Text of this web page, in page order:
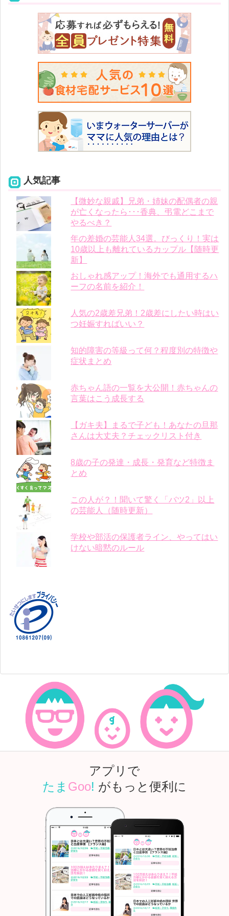
人気記事
【微妙な親戚】兄弟・姉妹の配偶者の親
が亡くなったら･･･香典、弔電どこまで
やるべき？
年の差婚の芸能人34選。びっくり！実は
10歳以上も離れているカップル【随時更
新】
おしゃれ感アップ！海外でも通用するハ
ーフの名前を紹介！
人気の2歳差兄弟！2歳差にしたい時はい
つ妊娠すればいい？
知的障害の等級って何？程度別の特徴や
症状まとめ
赤ちゃん語の一覧を大公開！赤ちゃんの
言葉はこう成長する
【ガキ夫】まるで子ども！あなたの旦那
さんは大丈夫？チェックリスト付き
8歳の子の発達・成長・発育など特徴ま
とめ
この人が？！聞いて驚く「バツ2」以上
の芸能人（随時更新）
学校や部活の保護者ライン、やってはい
けない暗黙のルール
アプリで
たま Goo! がもっと便利に